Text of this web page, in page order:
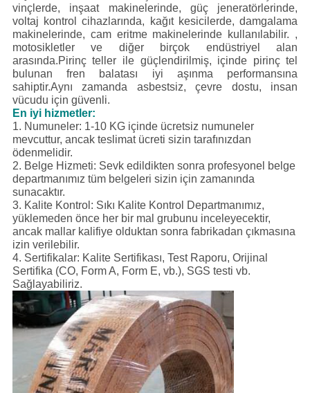
vinçlerde, inşaat makinelerinde, güç jeneratörlerinde,
voltaj kontrol cihazlarında, kağıt kesicilerde, damgalama
makinelerinde, cam eritme makinelerinde kullanılabilir. ,
motosikletler ve diğer birçok endüstriyel alan
arasında.Pirinç teller ile güçlendirilmiş, içinde pirinç tel
bulunan fren balatası iyi aşınma performansına
sahiptir.Aynı zamanda asbestsiz, çevre dostu, insan
vücudu için güvenli.
En iyi hizmetler:
1. Numuneler: 1-10 KG içinde ücretsiz numuneler
mevcuttur, ancak teslimat ücreti sizin tarafınızdan
ödenmelidir.
2. Belge Hizmeti: Sevk edildikten sonra profesyonel belge
departmanımız tüm belgeleri sizin için zamanında
sunacaktır.
3. Kalite Kontrol: Sıkı Kalite Kontrol Departmanımız,
yüklemeden önce her bir mal grubunu inceleyecektir,
ancak mallar kalifiye olduktan sonra fabrikadan çıkmasına
izin verilebilir.
4. Sertifikalar: Kalite Sertifikası, Test Raporu, Orijinal
Sertifika (CO, Form A, Form E, vb.), SGS testi vb.
Sağlayabiliriz.